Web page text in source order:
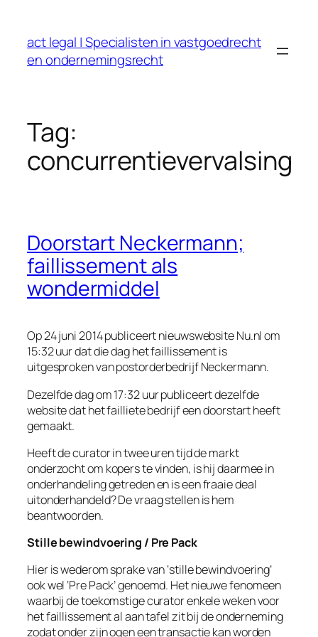
inhoud
act legal | Specialisten in vastgoedrecht
en ondernemingsrecht
Tag:
concurrentievervalsing
Doorstart Neckermann;
faillissement als
wondermiddel
Op 24 juni 2014 publiceert nieuwswebsite Nu.nl om
15:32 uur dat die dag het faillissement is
uitgesproken van postorderbedrijf Neckermann.
Dezelfde dag om 17:32 uur publiceert dezelfde
website dat het failliete bedrijf een doorstart heeft
gemaakt.
Heeft de curator in twee uren tijd de markt
onderzocht om kopers te vinden, is hij daarmee in
onderhandeling getreden en is een fraaie deal
uitonderhandeld? De vraag stellen is hem
beantwoorden.
Stille bewindvoering / Pre Pack
Hier is wederom sprake van ‘stille bewindvoering’
ook wel ‘Pre Pack’ genoemd. Het nieuwe fenomeen
waarbij de toekomstige curator enkele weken voor
het faillissement al aan tafel zit bij de onderneming
zodat onder zijn ogen een transactie kan worden